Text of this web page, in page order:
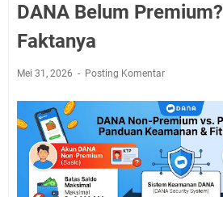
DANA Belum
Faktanya
Mei 31, 2026 Posting Komentar